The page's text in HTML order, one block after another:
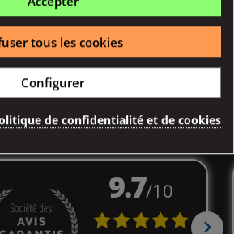
Retour en haut
tous les cookies
Configurer
de confidentialité et de cookies